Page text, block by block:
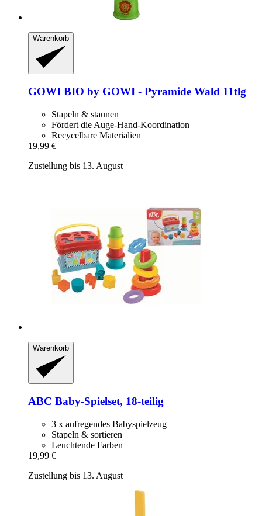
Warenkorb
GOWI BIO by GOWI -​ Pyramide Wald 11tlg
Stapeln & staunen
Fördert die Auge-Hand-Koordination
Recycelbare Materialien
19,99 €
Zustellung bis 13. August
Warenkorb
ABC Baby-​Spielset, 18-​teilig
3 x aufregendes Babyspielzeug
Stapeln & sortieren
Leuchtende Farben
19,99 €
Zustellung bis 13. August